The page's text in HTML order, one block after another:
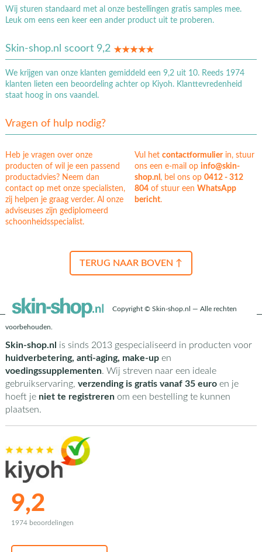
Wij sturen standaard met al onze bestellingen gratis samples mee.
Leuk om eens een keer een ander product uit te proberen.
Skin-shop.nl scoort 9,2
We krijgen van onze klanten gemiddeld een 9,2 uit 10. Reeds 1974
klanten lieten een beoordeling achter op Kiyoh. Klanttevredenheid
staat hoog in ons vaandel.
Vragen of hulp nodig?
Heb je vragen over onze
producten of wil je een passend
productadvies? Neem dan
contact op met onze specialisten,
zij helpen je graag verder. Al onze
adviseuses zijn gediplomeerd
schoonheidsspecialist.
Vul hetcontactformulierin, stuur
ons een e-mail op info@skin-
shop.nl, bel ons op0412 - 312
804 of stuur eenWhatsApp
bericht.
TERUG NAAR BOVEN ↑
Copyright © Skin-shop.nl — Alle rechten
voorbehouden.
Skin-shop.nl is sinds 2013 gespecialiseerd in producten voor
huidverbetering, anti-aging, make-upen
voedingssupplementen. Wij streven naar een ideale
gebruikservaring, verzending is gratis vanaf 35 euroen je
hoeft je niet te registrerenom een bestelling te kunnen
plaatsen.
9,2
1974 beoordelingen